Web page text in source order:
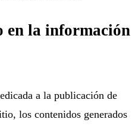
en la información
a la publicación de
los contenidos generados